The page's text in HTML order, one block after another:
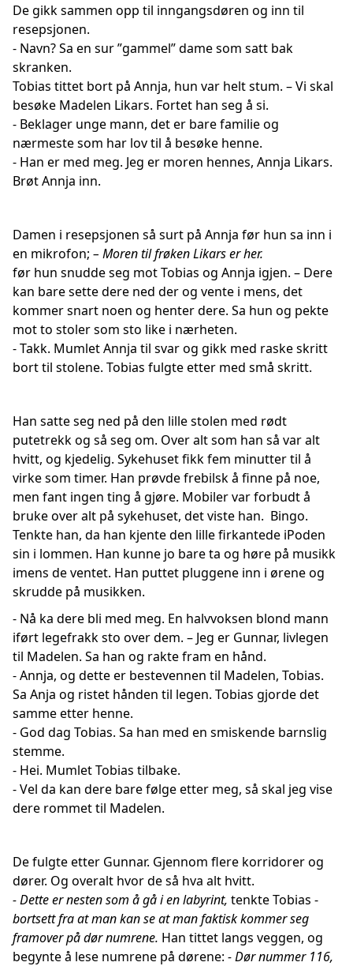
De gikk sammen opp til inngangsdøren og inn til
resepsjonen.
- Navn? Sa en sur ”gammel” dame som satt bak
skranken.
Tobias tittet bort på Annja, hun var helt stum. – Vi skal
besøke Madelen Likars. Fortet han seg å si.
- Beklager unge mann, det er bare familie og
nærmeste som har lov til å besøke henne.
- Han er med meg. Jeg er moren hennes, Annja Likars.
Brøt Annja inn.
Damen i resepsjonen så surt på Annja før hun sa inn i
en mikrofon; – Moren til frøken Likars er her.
før hun snudde seg mot Tobias og Annja igjen. – Dere
kan bare sette dere ned der og vente i mens, det
kommer snart noen og henter dere. Sa hun og pekte
mot to stoler som sto like i nærheten.
- Takk. Mumlet Annja til svar og gikk med raske skritt
bort til stolene. Tobias fulgte etter med små skritt.
Han satte seg ned på den lille stolen med rødt
putetrekk og så seg om. Over alt som han så var alt
hvitt, og kjedelig. Sykehuset fikk fem minutter til å
virke som timer. Han prøvde frebilsk å finne på noe,
men fant ingen ting å gjøre. Mobiler var forbudt å
bruke over alt på sykehuset, det viste han. Bingo.
Tenkte han, da han kjente den lille firkantede iPoden
sin i lommen. Han kunne jo bare ta og høre på musikk
imens de ventet. Han puttet pluggene inn i ørene og
skrudde på musikken.
- Nå ka dere bli med meg. En halvvoksen blond mann
iført legefrakk sto over dem. – Jeg er Gunnar, livlegen
til Madelen. Sa han og rakte fram en hånd.
- Annja, og dette er bestevennen til Madelen, Tobias.
Sa Anja og ristet hånden til legen. Tobias gjorde det
samme etter henne.
- God dag Tobias. Sa han med en smiskende barnslig
stemme.
- Hei. Mumlet Tobias tilbake.
- Vel da kan dere bare følge etter meg, så skal jeg vise
dere rommet til Madelen.
De fulgte etter Gunnar. Gjennom flere korridorer og
dører. Og overalt hvor de så hva alt hvitt.
- Dette er nesten som å gå i en labyrint, tenkte Tobias -
bortsett fra at man kan se at man faktisk kommer seg
framover på dør numrene. Han tittet langs veggen, og
begynte å lese numrene på dørene: - Dør nummer 116,